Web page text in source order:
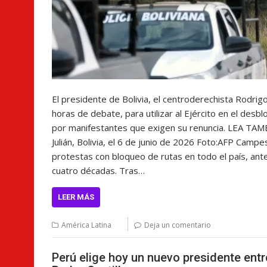
El presidente de Bolivia, el centroderechista
horas de debate, para utilizar al Ejército en el
por manifestantes que exigen su renuncia. LEA
Julián, Bolivia, el 6 de junio de 2026 Foto:AFP
protestas con bloqueo de rutas en todo el país,
cuatro décadas. Tras…
LEER MÁS
América Latina Deja un comentario
Perú elige hoy un nuevo presidente